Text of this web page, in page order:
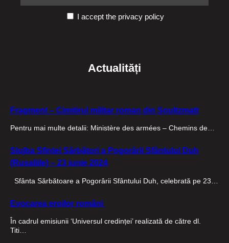
I accept the privacy policy
Actualități
Fragment – Cimitirul militar roman din Soultzmatt
Pentru mai multe detalii: Ministère des armées – Chemins de…
Slujba Sfintei Sărbători a Pogorârii Sfântului Duh
(Rusaliile) – 23 iunie 2024
Sfânta Sărbătoare a Pogorârii Sfântului Duh, celebrată pe 23…
Evocarea eroilor români
În cadrul emisiunii ‘Universul credinței’ realizată de către dl.
Titi…